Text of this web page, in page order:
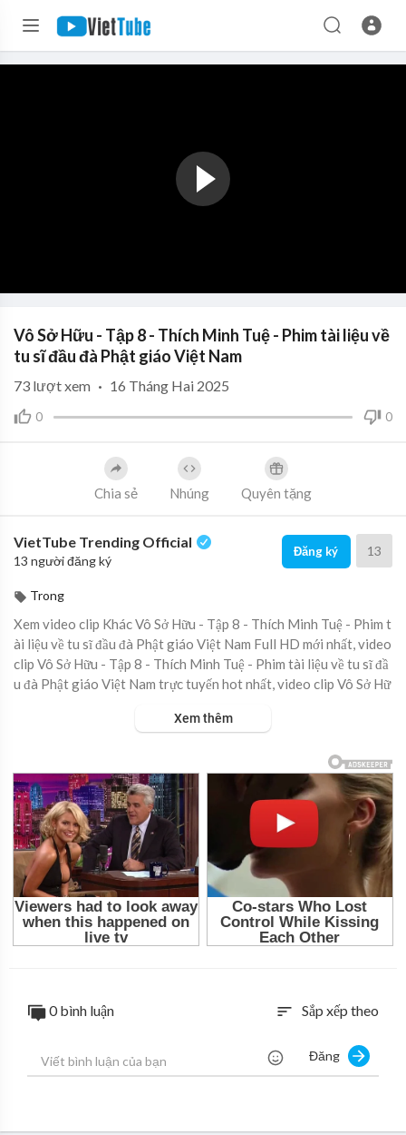
Vô Sở Hữu - Tập 8 - Thích Minh Tuệ - Phim tài liệu về
tu sĩ đầu đà Phật giáo Việt Nam
0 0
73 lượt xem · 16 Tháng Hai 2025
Chia sẻ Nhúng Quyên tặng
VietTube Trending Official
13 người đăng ký
Đăng ký 13
Trong
Xem video clip Khác Vô Sở Hữu - Tập 8 - Thích Minh Tuệ - Phim t
ài liệu về tu sĩ đầu đà Phật giáo Việt Nam Full HD mới nhất, video
clip Vô Sở Hữu - Tập 8 - Thích Minh Tuệ - Phim tài liệu về tu sĩ đầ
u đà Phật giáo Việt Nam trực tuyến hot nhất, video clip Vô Sở Hữ
o Việt Nam online hay nhất.
https://viet.tube/watch/
mBsNCa....D44zlkrSX/list/UfjHh
Xem thêm
0 bình luận sort Sắp xếp theo
Đăng